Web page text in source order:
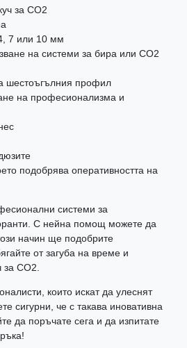
за CO2
7 или 10 мм
на системи за бира или CO2
шестоъгълния профил
на професионализма и
подобрява оперативността на
системи за
С нейна помощ можете да
начин ще подобрите
от загуба на време и
CO2.
които искат да улеснят
сигурни, че с такава иновативна
да поръчате сега и да изпитате